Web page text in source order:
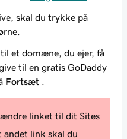
skal du trykke på
et domæne, du ejer, få
til en gratis GoDaddy
Fortsæt
linket til dit Sites
andet link skal du